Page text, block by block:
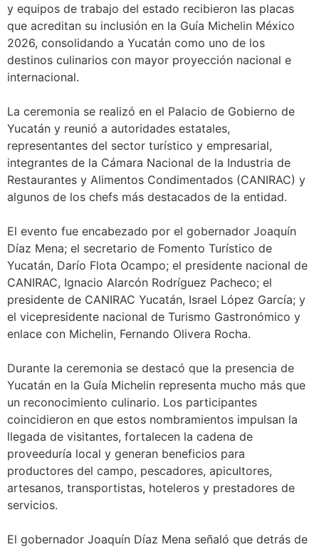
y equipos de trabajo del estado recibieron las placas
que acreditan su inclusión en la Guía Michelin México
2026, consolidando a Yucatán como uno de los
destinos culinarios con mayor proyección nacional e
internacional.
La ceremonia se realizó en el Palacio de Gobierno de
Yucatán y reunió a autoridades estatales,
representantes del sector turístico y empresarial,
integrantes de la Cámara Nacional de la Industria de
Restaurantes y Alimentos Condimentados (CANIRAC) y
algunos de los chefs más destacados de la entidad.
El evento fue encabezado por el gobernador Joaquín
Díaz Mena; el secretario de Fomento Turístico de
Yucatán, Darío Flota Ocampo; el presidente nacional de
CANIRAC, Ignacio Alarcón Rodríguez Pacheco; el
presidente de CANIRAC Yucatán, Israel López García; y
el vicepresidente nacional de Turismo Gastronómico y
enlace con Michelin, Fernando Olivera Rocha.
Durante la ceremonia se destacó que la presencia de
Yucatán en la Guía Michelin representa mucho más que
un reconocimiento culinario. Los participantes
coincidieron en que estos nombramientos impulsan la
llegada de visitantes, fortalecen la cadena de
proveeduría local y generan beneficios para
productores del campo, pescadores, apicultores,
artesanos, transportistas, hoteleros y prestadores de
servicios.
El gobernador Joaquín Díaz Mena señaló que detrás de